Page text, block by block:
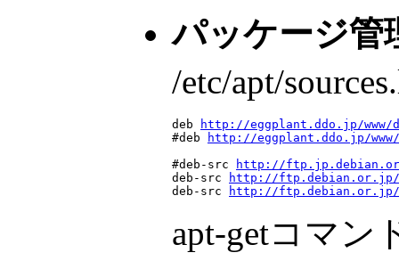
パッケージ管
/etc/apt/
deb
http://eggplant.ddo.jp/www/
#deb
http://eggplant.ddo.jp/www/
#deb-src
http://
deb-src
http://ftp.debian.or.jp/
deb-src
http://ftp.debian.or.jp/
apt-getコマン